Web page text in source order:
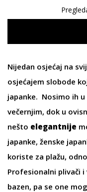
Nijedan osjećaj na
osjećajem slobode
japanke. Nosimo ih
večernjim, dok u
nešto elegantnije
japanke, ženske
koriste za plažu,
Profesionalni plivači
bazen, pa se one